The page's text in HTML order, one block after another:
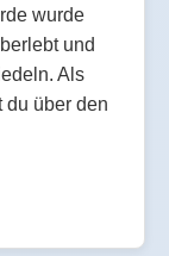
wurde
und
Als
du über den